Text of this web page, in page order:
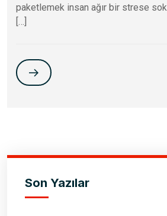
paketlemek insan ağır bir strese
[…]
Son Yazılar